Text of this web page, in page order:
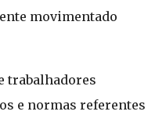
movimentado
trabalhadores
e normas referentes